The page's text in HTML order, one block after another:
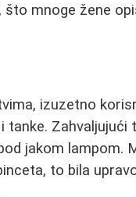
mnoge žene
izuzetno
tanke.
jakom lampom.
to bila